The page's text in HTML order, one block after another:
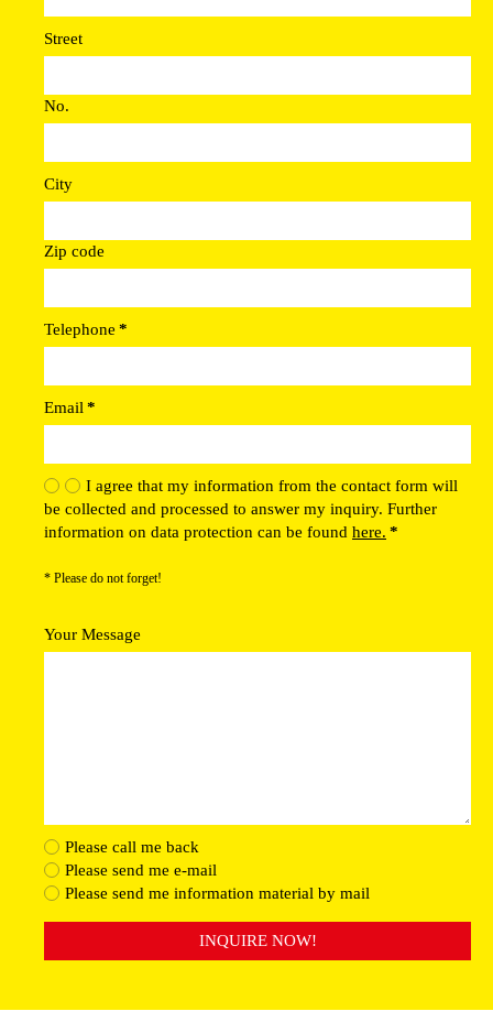
Street
No.
City
Zip code
Telephone *
Email*
I agree that my information from the contact form will
be collected and processed to answer my inquiry. Further
information on data protection can be found here. *
* Please do not forget!
Your Message
Please call me back
Please send me e-mail
Please send me information material by mail
INQUIRE NOW!